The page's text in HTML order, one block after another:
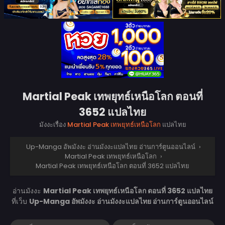
Martial Peak เทพยุทธ์เหนือโลก ตอนที่
3652 แปลไทย
มังงะเรื่อง Martial Peak เทพยุทธ์เหนือโลก แปลไทย
Up-Manga อัพมังงะ อ่านมังงะแปลไทย อ่านการ์ตูนออนไลน์ ›
Martial Peak เทพยุทธ์เหนือโลก ›
Martial Peak เทพยุทธ์เหนือโลก ตอนที่ 3652 แปลไทย
อ่านมังงะ Martial Peak เทพยุทธ์เหนือโลก ตอนที่ 3652 แปลไทย
ที่เว็บ Up-Manga อัพมังงะ อ่านมังงะแปลไทย อ่านการ์ตูนออนไลน์